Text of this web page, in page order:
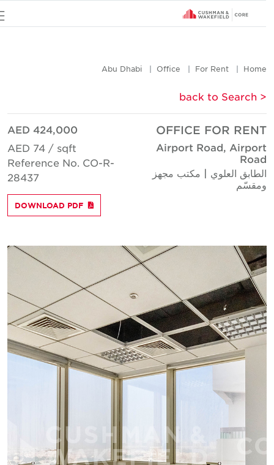
Home
For Rent
Office
Abu Dhabi
< back to Search
OFFICE FOR RENT
Airport Road, Airport
Road
الطابق العلوي | مكتب مجهز
ومقسّم
AED 424,000
AED 74 / sqft
Reference No. CO-R-
28437
DOWNLOAD PDF